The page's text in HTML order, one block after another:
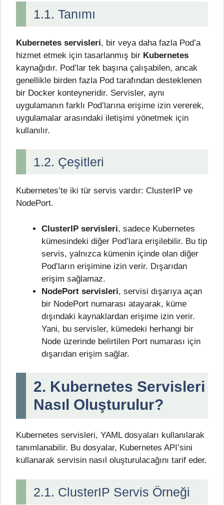
1.1. Tanımı
Kubernetes servisleri, bir veya daha fazla Pod’a
hizmet etmek için tasarlanmış bir Kubernetes
kaynağıdır. Pod’lar tek başına çalışabilen, ancak
genellikle birden fazla Pod tarafından desteklenen
bir Docker konteyneridir. Servisler, aynı
uygulamanın farklı Pod’larına erişime izin vererek,
uygulamalar arasındaki iletişimi yönetmek için
kullanılır.
1.2. Çeşitleri
Kubernetes’te iki tür servis vardır: ClusterIP ve
NodePort.
ClusterIP servisleri, sadece Kubernetes
kümesindeki diğer Pod’lara erişilebilir. Bu tip
servis, yalnızca kümenin içinde olan diğer
Pod’ların erişimine izin verir. Dışarıdan
erişim sağlamaz.
NodePort servisleri, servisi dışarıya açan
bir NodePort numarası atayarak, küme
dışındaki kaynaklardan erişime izin verir.
Yani, bu servisler, kümedeki herhangi bir
Node üzerinde belirtilen Port numarası için
dışarıdan erişim sağlar.
2. Kubernetes Servisleri
Nasıl Oluşturulur?
Kubernetes servisleri, YAML dosyaları kullanılarak
tanımlanabilir. Bu dosyalar, Kubernetes API’sini
kullanarak servisin nasıl oluşturulacağını tarif eder.
2.1. ClusterIP Servis Örneği